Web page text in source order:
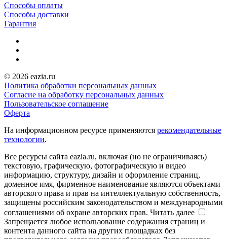
Способы оплаты
Способы доставки
Гарантия
© 2026 eazia.ru
Политика обработки персональных данных
Согласие на обработку персональных данных
Пользовательское соглашение
Оферта
На информационном ресурсе применяются рекомендательные
технологии.
Все ресурсы сайта eazia.ru, включая (но не ограничиваясь)
текстовую, графическую, фотографическую и видео
информацию, структуру, дизайн и оформление страниц,
доменное имя, фирменное наименование являются объектами
авторского права и прав на интеллектуальную собственность,
защищены российским законодательством и международными
соглашениями об охране авторских прав. Читать далее
Запрещается любое использование содержания страниц и
контента данного сайта на других площадках без